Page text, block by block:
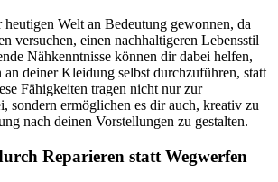
Welt an Bedeutung gewonnen, da
versuchen, einen nachhaltigeren Lebensstil
Nähkenntnisse können dir dabei helfen,
an deiner Kleidung selbst durchzuführen, statt
Fähigkeiten tragen nicht nur zur
sondern ermöglichen es dir auch, kreativ zu
nach deinen Vorstellungen zu gestalten.
Reparieren statt Wegwerfen